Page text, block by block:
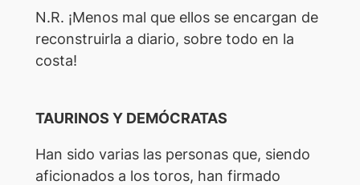
N.R. ¡Menos mal que ellos se encargan de
reconstruirla a diario, sobre todo en la
costa!
TAURINOS Y DEMÓCRATAS
Han sido varias las personas que, siendo
aficionados a los toros, han firmado